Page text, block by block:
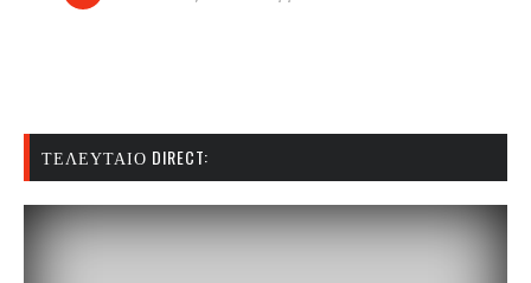
ΤΕΛΕΥΤΑΊΟ DIRECT: